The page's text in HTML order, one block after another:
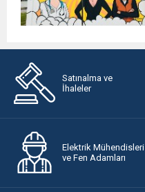
Satınalma ve
İhaleler
Elektrik Mühendisleri
ve Fen Adamları